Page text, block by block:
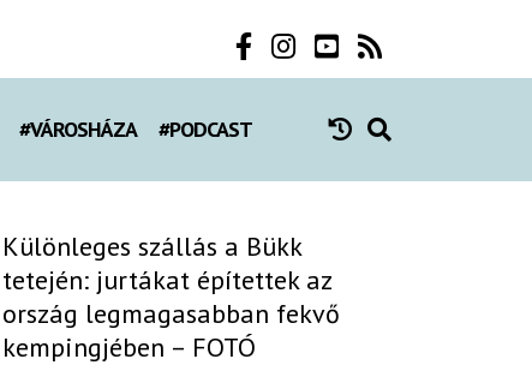
#VÁROSHÁZA #PODCAST
Különleges szállás a Bükk
tetején: jurtákat építettek az
ország legmagasabban fekvő
kempingjében – FOTÓ